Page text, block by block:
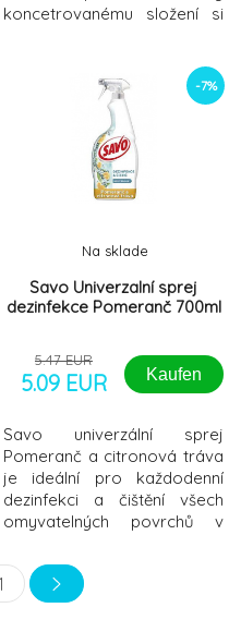
koncetrovanému složení si
použití malého množství
aviváže. Koncentrát
používejte při závěrečném
máchání prádla. Přípravek
není potřeba ředit. Aviváž
dávkujte do zásobníku
-7%
Savo Univerzalní sprej
dezinfekce Pomeranč 700ml
Na sklade
5.47 EUR
5.09 EUR Kaufen
Savo univerzální sprej
Pomeranč a citronová tráva
je ideální pro každodenní
dezinfekci a čištění všech
omyvatelných povrchů v
alergeny* a 99,9 % bakterií a
virů**. Odstraní silné
nečistoty a poskytuje 24h